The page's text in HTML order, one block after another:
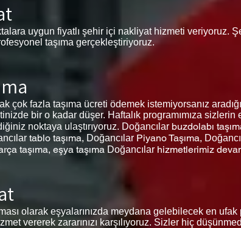
uygun fiyatlı şehir içi nakliyat hizmeti veriyoruz.
taşıma gerçekleştiriyoruz.
çok fazla taşıma ücreti ödemek istemiyorsanız
bir o kadar düşer. Haftalık programımıza sizlerin
noktaya ulaştırıyoruz. Doğancılar buzdolabı
tablo taşıma, Doğancılar Piyano Taşıma,
taşıma, eşya taşıma Doğancılar hizmetlerimiz
olarak eşyalarınızda meydana gelebilecek en
vererek zararınızı karşılıyoruz. Sizler hiç